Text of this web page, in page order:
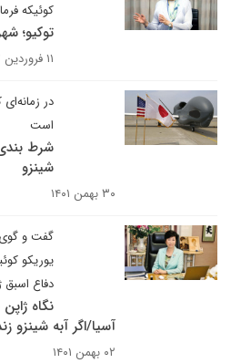
کوئیکه
توکیو؛
۱۱ فروردین ۱۴۰۲
در
است
شرط
شینزو
۳۰ بهمن ۱۴۰۱
گفت و گوی
یوریکو
دفاع اسبق
نگاه
آسیا/اگر آبه شینزو
۰۲ بهمن ۱۴۰۱